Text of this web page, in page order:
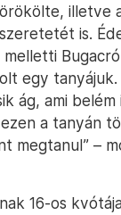
illetve
is.
egy tanyájuk.
ág, ami
a tanyán
megtanul” –
16-os